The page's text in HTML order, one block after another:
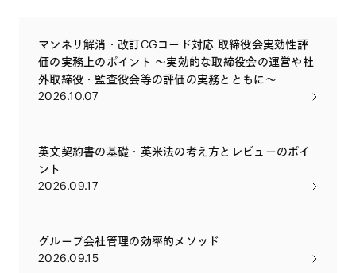
マンネリ解消・改訂CGコード対応 取締役会実効性評
価の実務上のポイント 〜実効的な取締役会の運営や社
外取締役・監査役会等の評価の実務とともに〜
2026.10.07
英文契約書の基礎・英米法の考え方とレビューのポイ
ント
2026.09.17
グループ会社管理の効率的メソッド
2026.09.15